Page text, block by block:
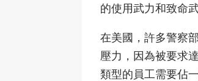
的使用武力和致命
在美國，許多警察
壓力，因為被要求
類型的員工需要佔